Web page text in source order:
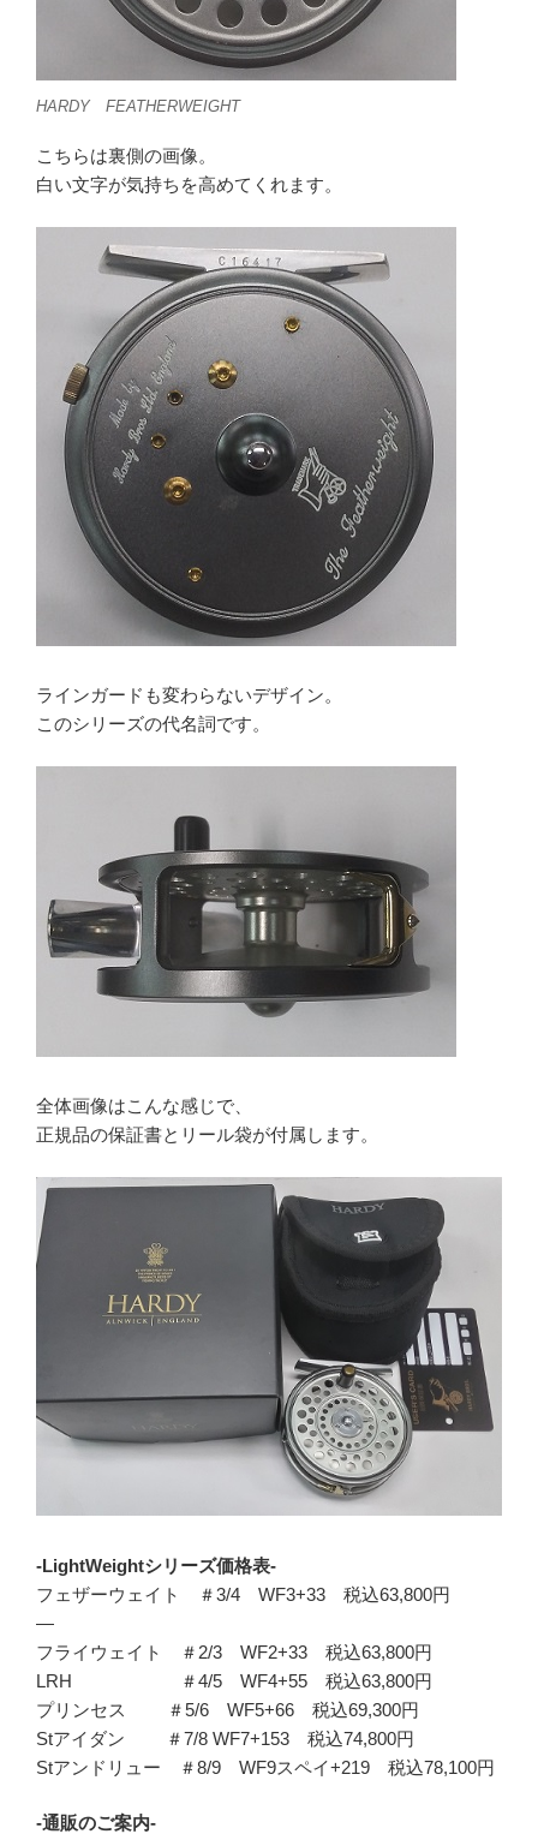
HARDY FEATHERWEIGHT
こちらは裏側の画像。
白い文字が気持ちを高めてくれます。
ラインガードも変わらないデザイン。
このシリーズの代名詞です。
全体画像はこんな感じで、
正規品の保証書とリール袋が付属します。
-LightWeightシリーズ価格表-
フェザーウェイト ＃3/4 WF3+33 税込63,800円
—
フライウェイト ＃2/3 WF2+33 税込63,800円
LRH ＃4/5 WF4+55 税込63,800円
プリンセス ＃5/6 WF5+66 税込69,300円
Stアイダン ＃7/8 WF7+153 税込74,800円
Stアンドリュー ＃8/9 WF9スペイ+219 税込78,100円
-通販のご案内-